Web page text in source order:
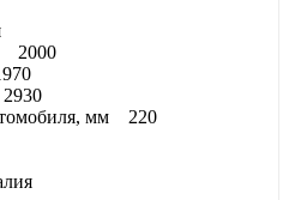
2000
мм 220